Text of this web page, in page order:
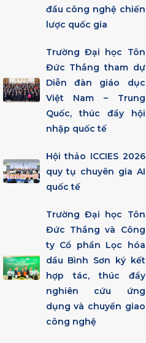
đầu công nghệ chiến
lược quốc gia
Trường Đại học Tôn
Đức Thắng tham dự
Diễn đàn giáo dục
Việt Nam – Trung
Quốc, thúc đẩy hội
nhập quốc tế
Hội thảo ICCIES 2026
quy tụ chuyên gia AI
quốc tế
Trường Đại học Tôn
Đức Thắng và Công
ty Cổ phần Lọc hóa
dầu Bình Sơn ký kết
hợp tác, thúc đẩy
nghiên cứu ứng
dụng và chuyển giao
công nghệ